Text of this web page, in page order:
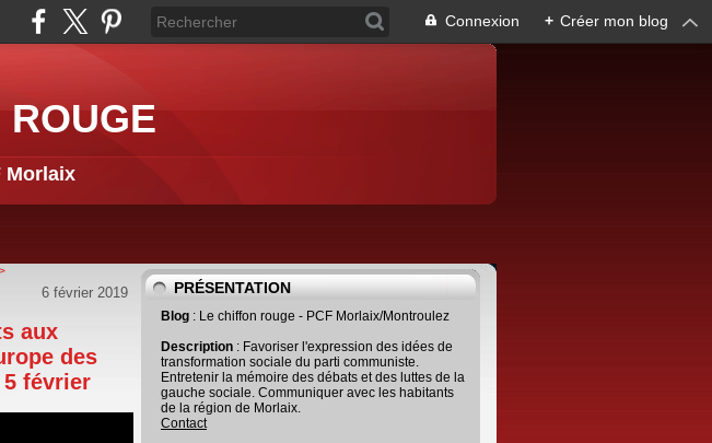
Connexion + Créer mon blog
ROUGE
Morlaix
6 février 2019
aux
des
février
PRÉSENTATION
Blog : Le chiffon rouge - PCF Morlaix/Montroulez
Description : Favoriser l'expression des idées de
transformation sociale du parti communiste.
Entretenir la mémoire des débats et des luttes de la
gauche sociale. Communiquer avec les habitants
de la région de Morlaix.
Contact